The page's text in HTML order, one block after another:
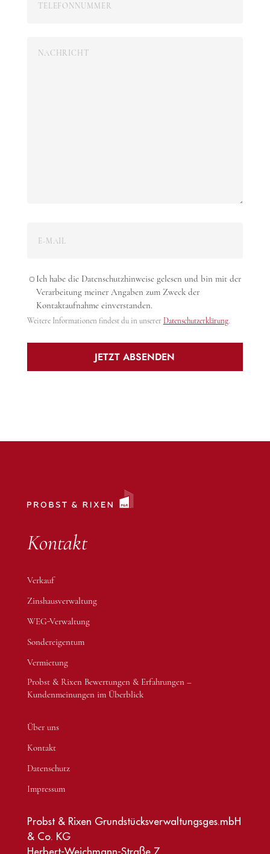
Ich habe die Datenschutzhinweise gelesen und bin mit der
Verarbeitung meiner Angaben zum Zweck der
Kontaktaufnahme einverstanden.
Weitere Informationen findest du in unsererDatenschutzerklärung.
JETZT ABSENDEN
Kontakt
Verkauf
Zinshausverwaltung
WEG-Verwaltung
Sondereigentum
Vermietung
Probst & Rixen Bewertungen & Erfahrungen –
Kundenmeinungen im Überblick
Über uns
Kontakt
Datenschutz
Impressum
Probst & Rixen Grundstücksverwaltungsges.mbH
& Co. KG
Herbert-Weichmann-Straße 7